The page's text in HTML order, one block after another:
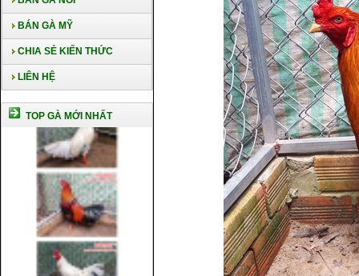
BÁN GÀ MỸ
CHIA SẺ KIẾN THỨC
LIÊN HỆ
TOP GÀ MỚI NHẤT